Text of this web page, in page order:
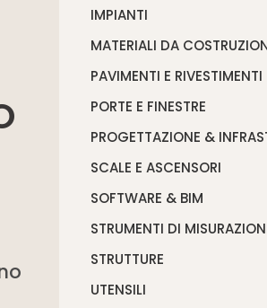
IMPIANTI
MATERIALI DA
PAVIMENTI E RIVESTIMENTI
PORTE E FINESTRE
PROGETTAZIONE &
SCALE E ASCENSORI
SOFTWARE & BIM
STRUMENTI DI
STRUTTURE
UTENSILI